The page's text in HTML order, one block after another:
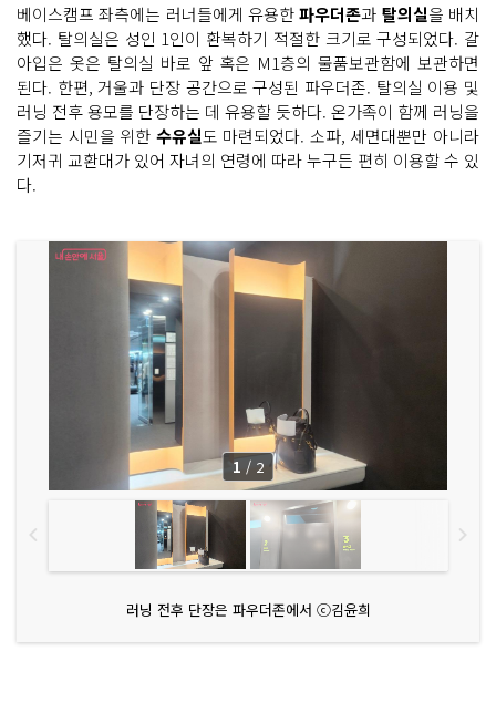
베이스캠프 좌측에는 러너들에게 유용한파우더존과 탈의실을 배치
했다. 탈의실은 성인 1인이 환복하기 적절한 크기로 구성되었다. 갈
아입은 옷은 탈의실 바로 앞 혹은 M1층의 물품보관함에 보관하면
된다. 한편, 거울과 단장 공간으로 구성된 파우더존. 탈의실 이용 및
러닝 전후 용모를 단장하는 데 유용할 듯하다. 온가족이 함께 러닝을
즐기는 시민을 위한 수유실도 마련되었다. 소파, 세면대뿐만 아니라
기저귀 교환대가 있어 자녀의 연령에 따라 누구든 편히 이용할 수 있
다.
러닝 전후 단장은 파우더존에서 ⓒ김윤희
1 / 2